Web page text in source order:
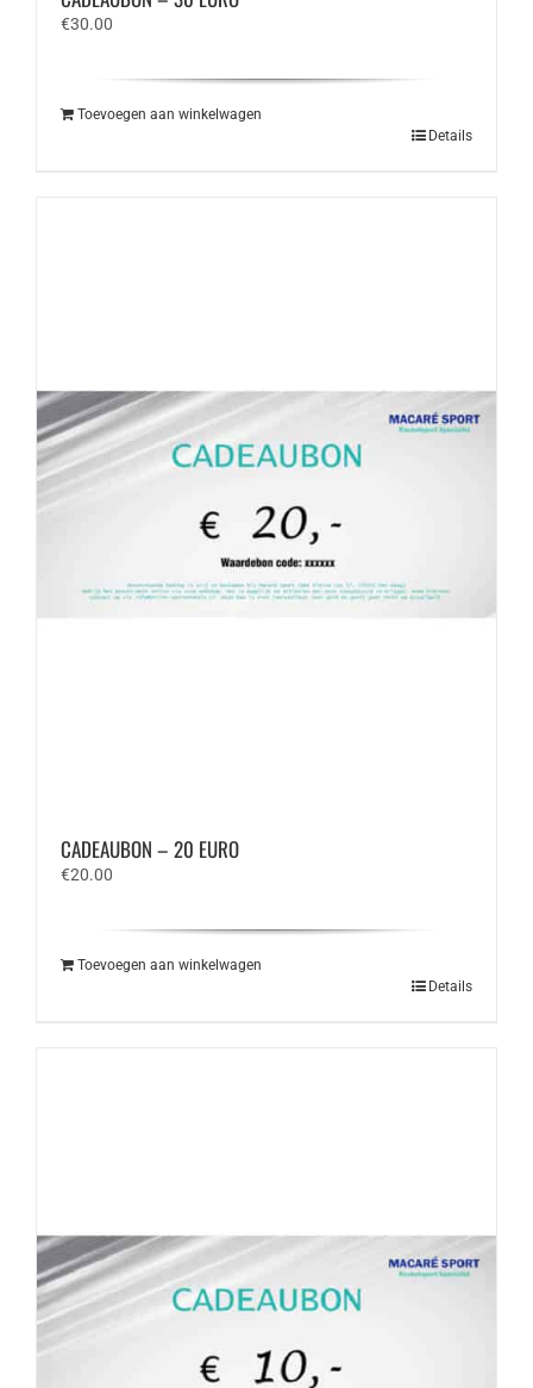
€30.00
Toevoegen aan winkelwagen
Details
CADEAUBON – 20 EURO
€20.00
Toevoegen aan winkelwagen
Details